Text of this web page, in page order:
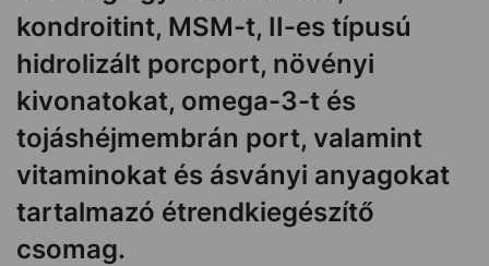
kondroitint, MSM-t, II-es típusú
hidrolizált porcport, növényi
kivonatokat, omega-3-t és
tojáshéjmembrán port, valamint
vitaminokat és ásványi anyagokat
tartalmazó étrendkiegészítő
csomag.